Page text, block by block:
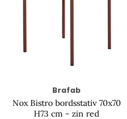
Brafab
Nox Bistro bordsstativ 70x70
H73 cm - zin red